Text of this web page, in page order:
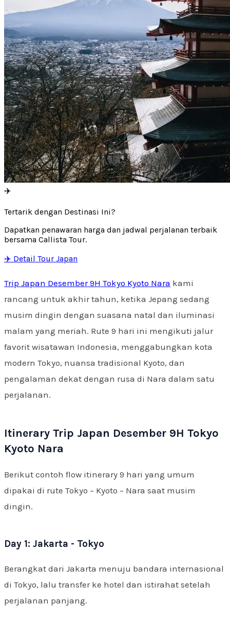
✈️
Tertarik dengan Destinasi Ini?
Dapatkan penawaran harga dan jadwal perjalanan terbaik
bersama Callista Tour.
✈️ Detail Tour Japan
Trip Japan Desember 9H Tokyo Kyoto Nara kami
rancang untuk akhir tahun, ketika Jepang sedang
musim dingin dengan suasana natal dan iluminasi
malam yang meriah. Rute 9 hari ini mengikuti jalur
favorit wisatawan Indonesia, menggabungkan kota
modern Tokyo, nuansa tradisional Kyoto, dan
pengalaman dekat dengan rusa di Nara dalam satu
perjalanan.
Itinerary Trip Japan Desember 9H Tokyo
Kyoto Nara
Berikut contoh flow itinerary 9 hari yang umum
dipakai di rute Tokyo – Kyoto – Nara saat musim
dingin.
Day 1: Jakarta - Tokyo
Berangkat dari Jakarta menuju bandara internasional
di Tokyo, lalu transfer ke hotel dan istirahat setelah
perjalanan panjang.